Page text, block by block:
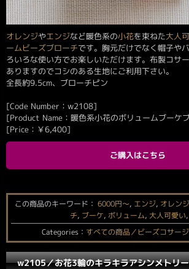
オレンジやエンジなど暖色系の小花を束ねた大人
ームビーズブローチです。胸元だけでなく帽子や
ろいろな使い方でお楽しいただけます。布製コサ
ありますのでコシのある生地にご利用下さい。
全長約9.5cm、ブローチピン
[Code Number：w2108]
[Product Name：暖色系小花のボリュームブーケ
[Price： ￥6,400]
ご購入はこちら
この商品のキーワード： 6000円〜, エンジ, オレンジ
チ, ブーケ, ボリューム, 大人可愛い,
Categories： すべての商品／ビーズコサー
w2105／お花3輪のキラキラアシンメトリ